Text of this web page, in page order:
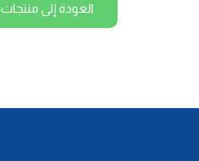
العودة إلى منتجات Yealink